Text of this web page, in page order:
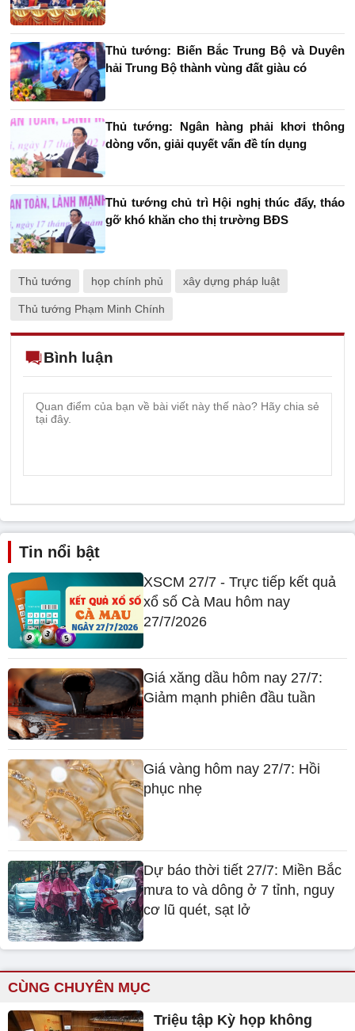
Thủ tướng: Biến Bắc Trung Bộ và Duyên
hải Trung Bộ thành vùng đất giàu có
Thủ tướng: Ngân hàng phải khơi thông
dòng vốn, giải quyết vấn đề tín dụng
Thủ tướng chủ trì Hội nghị thúc đẩy, tháo
gỡ khó khăn cho thị trường BĐS
Thủ tướng họp chính phủ xây dựng pháp luật
Thủ tướng Phạm Minh Chính
Bình luận
Tin nổi bật
XSCM 27/7 - Trực tiếp kết quả
xổ số Cà Mau hôm nay
27/7/2026
Giá xăng dầu hôm nay 27/7:
Giảm mạnh phiên đầu tuần
Giá vàng hôm nay 27/7: Hồi
phục nhẹ
Dự báo thời tiết 27/7: Miền Bắc
mưa to và dông ở 7 tỉnh, nguy
cơ lũ quét, sạt lở
CÙNG CHUYÊN MỤC
Triệu tập Kỳ họp không